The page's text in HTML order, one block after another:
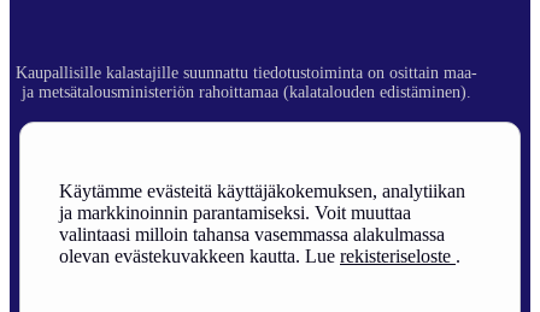
Käytämme evästeitä käyttäjäkokemuksen, analytiikan
ja markkinoinnin parantamiseksi. Voit muuttaa
valintaasi milloin tahansa vasemmassa alakulmassa
olevan evästekuvakkeen kautta. Lue rekisteriseloste .
Kaupallisille kalastajille suunnattu tiedotustoiminta on osittain maa-
ja metsätalousministeriön rahoittamaa (kalatalouden edistäminen).
Rekisteriseloste
Sivuston toteutus